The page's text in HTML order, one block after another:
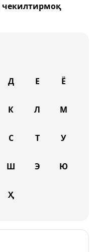
чекилтирмоқ
Д Е Ё
К Л М
С Т У
Ш Э Ю
Ҳ